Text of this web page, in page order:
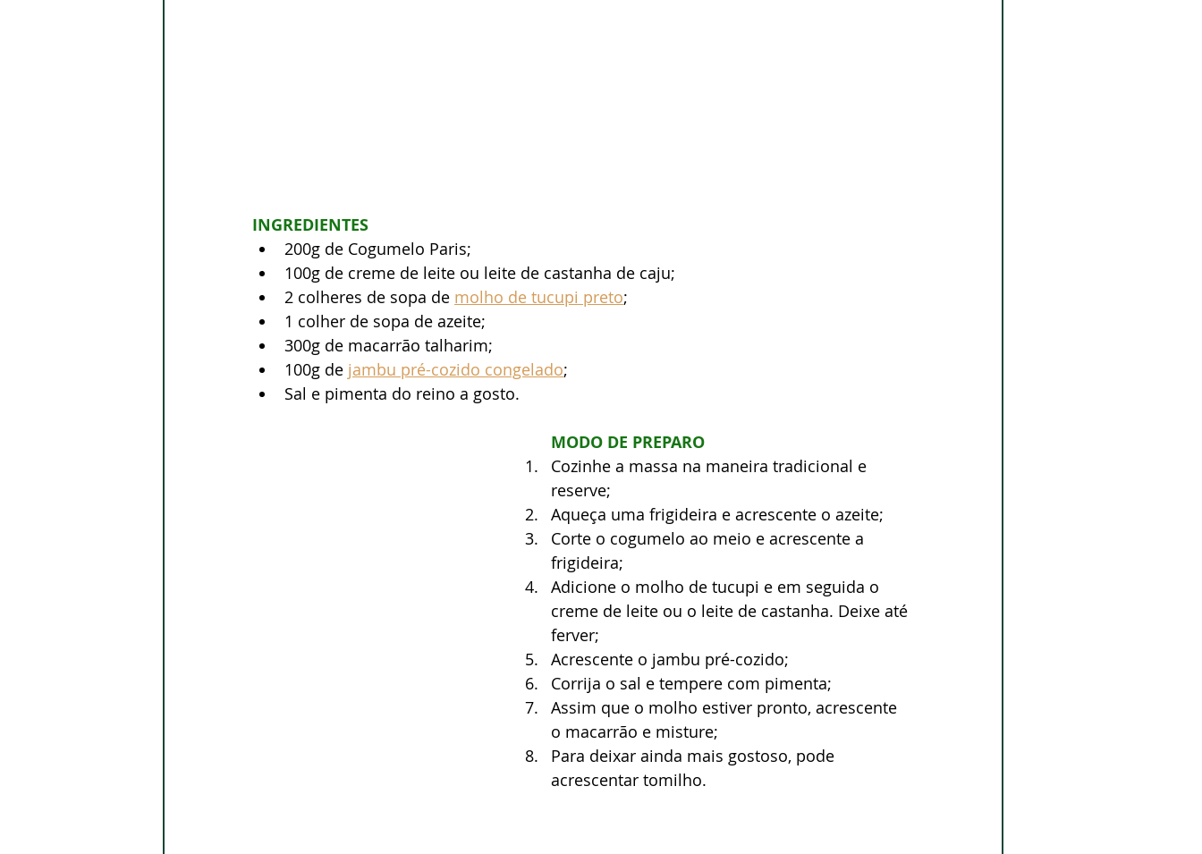
INGREDIENTES
200g de Cogumelo Paris;
100g de creme de leite ou leite de castanha de caju;
2 colheres de sopa de molho de tucupi preto;
1 colher de sopa de azeite;
300g de macarrão talharim;
100g de jambu pré-cozido congelado;
Sal e pimenta do reino a gosto.
MODO DE PREPARO
Cozinhe a massa na maneira tradicional e
reserve;
Aqueça uma frigideira e acrescente o azeite;
Corte o cogumelo ao meio e acrescente a
frigideira;
Adicione o molho de tucupi e em seguida o
creme de leite ou o leite de castanha. Deixe até
ferver;
Acrescente o jambu pré-cozido;
Corrija o sal e tempere com pimenta;
Assim que o molho estiver pronto, acrescente
o macarrão e misture;
Para deixar ainda mais gostoso, pode
acrescentar tomilho.